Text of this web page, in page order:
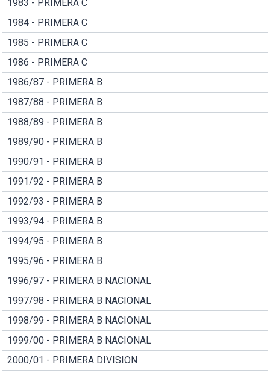
1983 - PRIMERA C
1984 - PRIMERA C
1985 - PRIMERA C
1986 - PRIMERA C
1986/87 - PRIMERA B
1987/88 - PRIMERA B
1988/89 - PRIMERA B
1989/90 - PRIMERA B
1990/91 - PRIMERA B
1991/92 - PRIMERA B
1992/93 - PRIMERA B
1993/94 - PRIMERA B
1994/95 - PRIMERA B
1995/96 - PRIMERA B
1996/97 - PRIMERA B NACIONAL
1997/98 - PRIMERA B NACIONAL
1998/99 - PRIMERA B NACIONAL
1999/00 - PRIMERA B NACIONAL
2000/01 - PRIMERA DIVISION